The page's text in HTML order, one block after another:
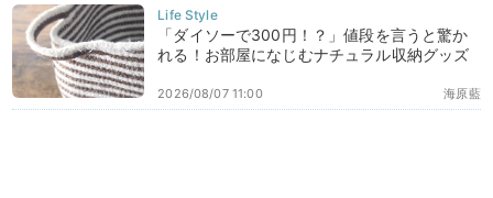
「ダイソーで300円！？」値段を言うと驚か
れる！お部屋になじむナチュラル収納グッズ
海原藍
2026/08/07 11:00